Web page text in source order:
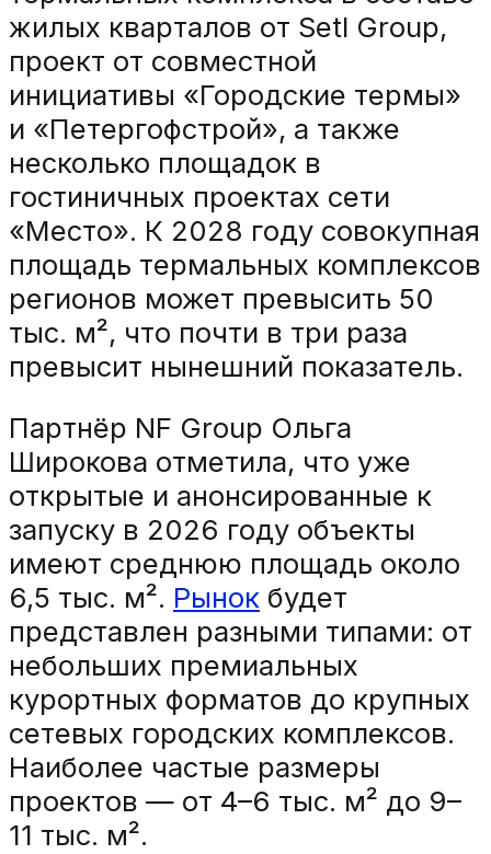
жилых кварталов от Setl Group,
проект от совместной
инициативы «Городские термы»
и «Петергофстрой», а также
несколько площадок в
гостиничных проектах сети
«Место». К 2028 году совокупная
площадь термальных комплексов
регионов может превысить 50
тыс. м², что почти в три раза
превысит нынешний показатель.
Партнёр NF Group Ольга
Широкова отметила, что уже
открытые и анонсированные к
запуску в 2026 году объекты
имеют среднюю площадь около
6,5 тыс. м². Рынок будет
представлен разными типами: от
небольших премиальных
курортных форматов до крупных
сетевых городских комплексов.
Наиболее частые размеры
проектов — от 4–6 тыс. м² до 9–
11 тыс. м².